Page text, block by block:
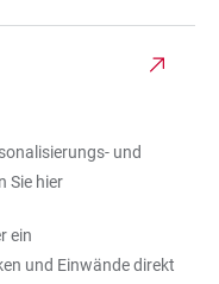
und
Sie hier
ein
und Einwände direkt